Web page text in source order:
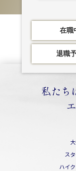
在職
退職
私たち
ス
ハイ